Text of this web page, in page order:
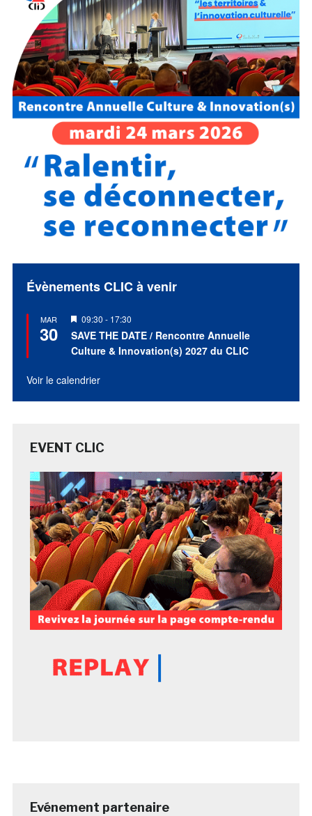
Évènements CLIC à venir
MAR
30
Mis
en
avant
09:30 - 17:30
SAVE THE DATE / Rencontre Annuelle
Culture & Innovation(s) 2027 du CLIC
Voir le calendrier
EVENT CLIC
Evénement partenaire